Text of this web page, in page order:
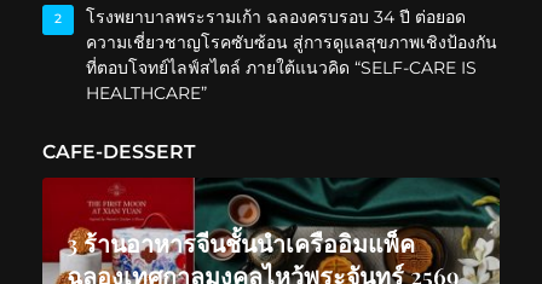
2
โรงพยาบาลพระรามเก้า ฉลองครบรอบ 34 ปี ต่อยอด
ความเชี่ยวชาญโรคซับซ้อน สู่การดูแลสุขภาพเชิงป้องกัน
ที่ตอบโจทย์ไลฟ์สไตล์ ภายใต้แนวคิด “SELF-CARE IS
HEALTHCARE”
CAFE-DESSERT
3 ร้านอาหารจีนชั้นนำเครืออิมแพ็ค
ฉลองเทศกาลมงคลไหว้พระจันทร์ 2569